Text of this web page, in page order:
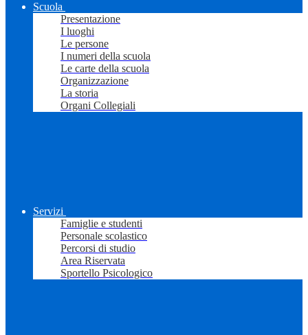
Scuola
Presentazione
I luoghi
Le persone
I numeri della scuola
Le carte della scuola
Organizzazione
La storia
Organi Collegiali
Servizi
Famiglie e studenti
Personale scolastico
Percorsi di studio
Area Riservata
Sportello Psicologico